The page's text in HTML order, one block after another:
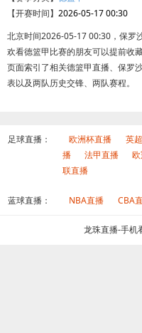
【开赛时间】 2026-05-17 00:30
北京时间2026-05-17 00:30，保罗
欢看德篮甲比赛的朋友可以提前收
页面索引了相关德篮甲直播、保罗
表以及两队历史交锋、两队赛程。
足球直播： 欧洲杯直播 英
播
法甲直播
联直播
蓝球直播： NBA直播 CBA
龙珠直播-手机